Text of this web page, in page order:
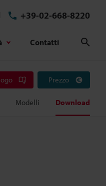
+39-02-668-8220
Contatti
Prezzo
Modelli Download